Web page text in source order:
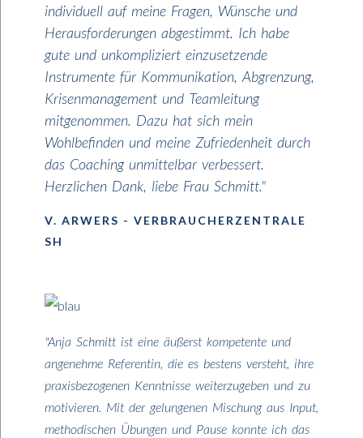
individuell auf meine Fragen, Wünsche und
Herausforderungen abgestimmt. Ich habe
gute und unkompliziert einzusetzende
Instrumente für Kommunikation, Abgrenzung,
Krisenmanagement und Teamleitung
mitgenommen. Dazu hat sich mein
Wohlbefinden und meine Zufriedenheit durch
das Coaching unmittelbar verbessert.
Herzlichen Dank, liebe Frau Schmitt."
V. ARWERS - VERBRAUCHERZENTRALE
SH
"Anja Schmitt ist eine äußerst kompetente und
angenehme Referentin, die es bestens versteht, ihre
praxisbezogenen Kenntnisse weiterzugeben und zu
motivieren. Mit der gelungenen Mischung aus Input,
methodischen Übungen und Pause konnte ich das